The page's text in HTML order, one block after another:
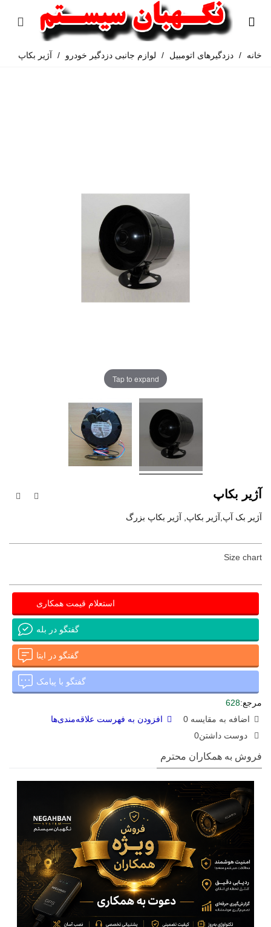
خانه / دزدگیرهای اتومبیل / لوازم جانبی دزدگیر خودرو / آژیر بکاپ
Tap to expand
آژیر بکاپ
آژیر بک آپ,آژیر بکاپ, آژیر بکاپ بزرگ
Size chart
استعلام قیمت همکاری
گفتگو در بله
گفتگو در ایتا
گفتگو با پیامک
مرجع:628
اضافه به مقایسه 0
افزودن به فهرست علاقه‌مندی‌ها
دوست داشتن0
فروش به همکاران محترم